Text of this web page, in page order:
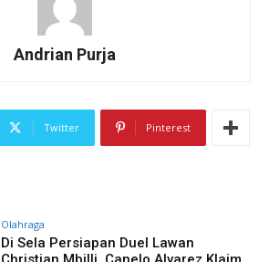
Andrian Purja
Twitter Pinterest
Olahraga
Di Sela Persiapan Duel Lawan